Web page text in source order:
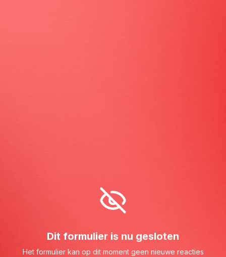
Dit formulier is nu gesloten
Het formulier kan op dit moment geen nieuwe reacties